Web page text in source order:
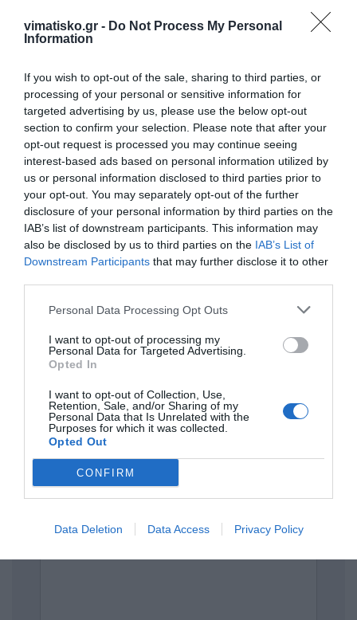
vimatisko.gr - Do Not Process My Personal
Information
If you wish to opt-out of the sale, sharing to third parties, or
processing of your personal or sensitive information for
targeted advertising by us, please use the below opt-out
section to confirm your selection. Please note that after your
opt-out request is processed you may continue seeing
interest-based ads based on personal information utilized by
us or personal information disclosed to third parties prior to
your opt-out. You may separately opt-out of the further
disclosure of your personal information by third parties on the
IAB’s list of downstream participants. This information may
also be disclosed by us to third parties on the IAB’s List of
Downstream Participants that may further disclose it to other
Personal Data Processing Opt Outs
I want to opt-out of processing my
Personal Data for Targeted Advertising.
Opted In
I want to opt-out of Collection, Use,
Retention, Sale, and/or Sharing of my
Personal Data that Is Unrelated with the
Purposes for which it was collected.
Opted Out
CONFIRM
Data Deletion Data Access Privacy Policy
Η ανωνυμία είναι το καλύτερο κρησφύγετο δειλίας και
χυδαιότητας!
Σχόλια 0
Πρόσθεσε ένα σχόλιο
ΟΝΟΜΑ
ΣΧΟΛΙΟ